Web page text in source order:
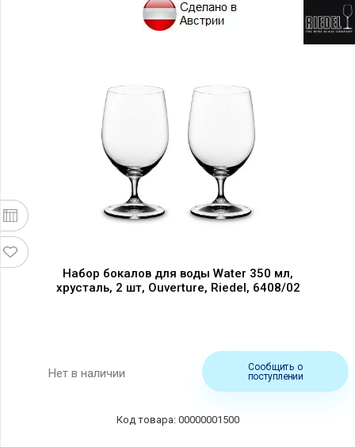
Набор бокалов для воды Water 350 мл,
хрусталь, 2 шт, Ouverture, Riedel, 6408/02
Нет в наличии
Сообщить о
поступлении
00000001500